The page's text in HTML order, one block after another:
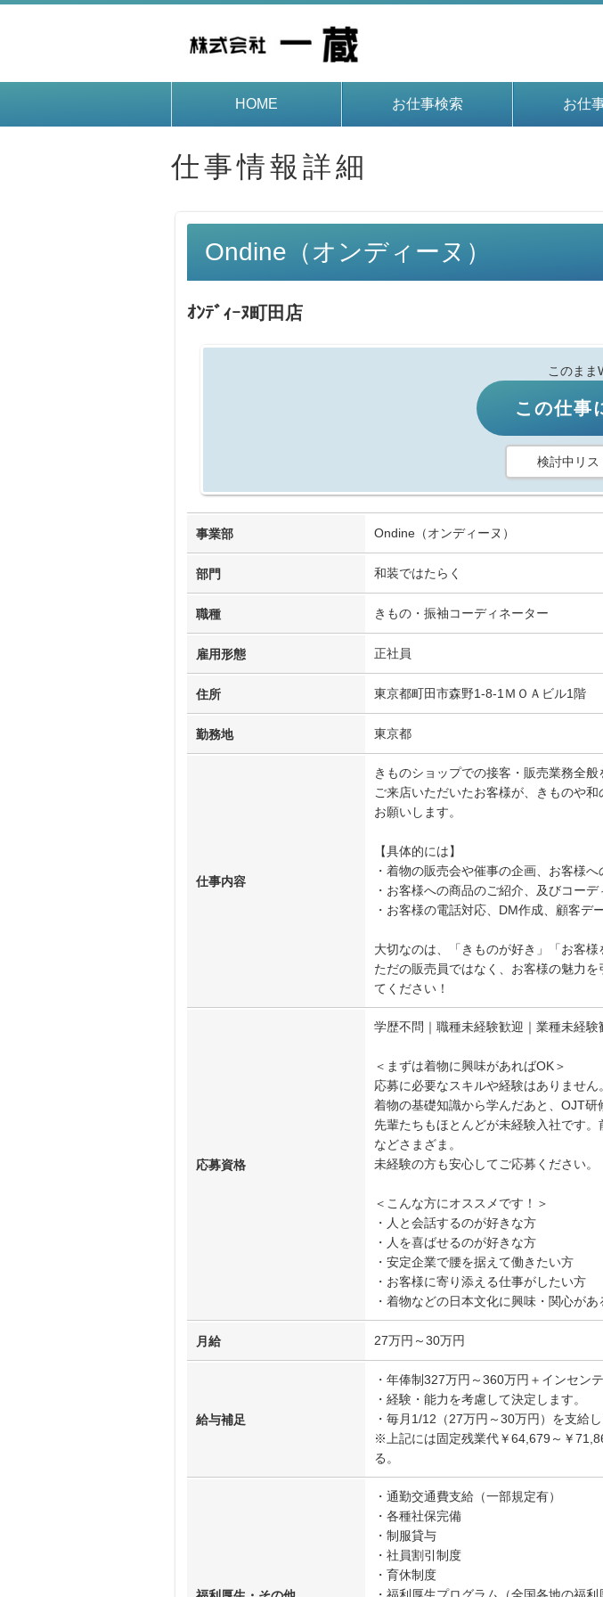
HOME お仕事検索 お仕
仕事情報詳細
Ondine（オンディーヌ）
ｵﾝﾃﾞｨｰﾇ町田店
このまま
この仕事
検討中リス
事業部 Ondine（オンディーヌ）
部門 和装ではたらく
職種 きもの・振袖コーディネーター
雇用形態 正社員
住所 東京都町田市森野1-8-1ＭＯＡビル1階
勤務地 東京都
仕事内容
きものショップでの接客・販売業務全般
ご来店いただいたお客様が、きものや
お願いします。
【具体的には】
・着物の販売会や催事の企画、お客様へ
・お客様への商品のご紹介、及びコー
・お客様の電話対応、DM作成、顧客
大切なのは、「きものが好き」「お客様
ただの販売員ではなく、お客様の魅力
てください！
応募資格
学歴不問｜職種未経験歓迎｜業種未経
＜まずは着物に興味があればOK＞
応募に必要なスキルや経験はありません。
着物の基礎知識から学んだあと、OJT研
先輩たちもほとんどが未経験入社です
などさまざま。
未経験の方も安心してご応募ください。
＜こんな方にオススメです！＞
・人と会話するのが好きな方
・人を喜ばせるのが好きな方
・安定企業で腰を据えて働きたい方
・お客様に寄り添える仕事がしたい方
・着物などの日本文化に興味・関心があ
月給 27万円～30万円
給与補足
・年俸制327万円～360万円＋インセン
・経験・能力を考慮して決定します。
・毎月1/12（27万円～30万円）を支給し
※上記には固定残業代￥64,679～￥
る。
・通勤交通費支給（一部規定有）
・各種社保完備
・制服貸与
・社員割引制度
・育休制度